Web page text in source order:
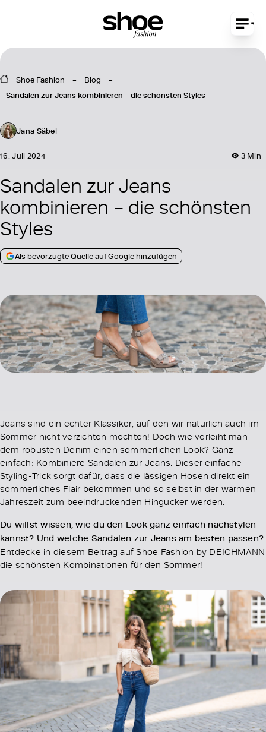
Shoe Fashion
Blog
Sandalen zur Jeans kombinieren – die schönsten Styles
Jana Säbel
3 Min
16. Juli 2024
Sandalen zur Jeans
kombinieren – die schönsten
Styles
Als bevorzugte Quelle auf Google hinzufügen
Jeans sind ein echter Klassiker, auf den wir natürlich auch im
Sommer nicht verzichten möchten! Doch wie verleiht man
dem robusten Denim einen sommerlichen Look? Ganz
einfach: Kombiniere Sandalen zur Jeans. Dieser einfache
Styling-Trick sorgt dafür, dass die lässigen Hosen direkt ein
sommerliches Flair bekommen und so selbst in der warmen
Jahreszeit zum beeindruckenden Hingucker werden.
Du willst wissen, wie du den Look ganz einfach nachstylen
kannst? Und welche Sandalen zur Jeans am besten passen?
Entdecke in diesem Beitrag auf Shoe Fashion by DEICHMANN
die schönsten Kombinationen für den Sommer!